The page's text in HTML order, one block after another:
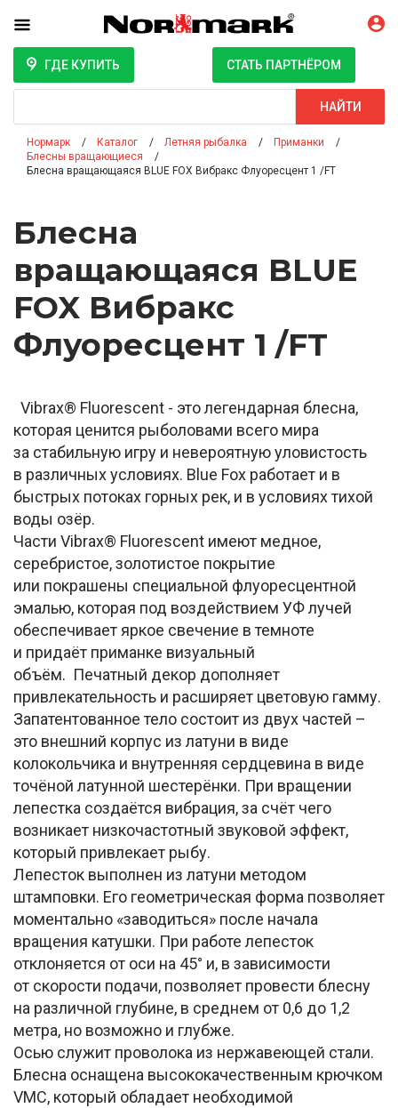
ГДЕ КУПИТЬ СТАТЬ ПАРТНЁРОМ
НАЙТИ
Нормарк Каталог Летняя рыбалка
Приманки
Блесны вращающиеся
Блесна вращающаяся BLUE FOX Вибракс Флуоресцент 1 /FT
Блесна
вращающаяся BLUE
FOX Вибракс
Флуоресцент 1 /FT
Vibrax® Fluorescent - это легендарная блесна,
которая ценится рыболовами всего мира
за стабильную игру и невероятную уловистость
в различных условиях. Blue Fox работает и в
быстрых потоках горных рек, и в условиях тихой
воды озёр.
Части Vibrax® Fluorescent имеют медное,
серебристое, золотистое покрытие
или покрашены специальной флуоресцентной
эмалью, которая под воздействием УФ лучей
обеспечивает яркое свечение в темноте
и придаёт приманке визуальный
объём. Печатный декор дополняет
привлекательность и расширяет цветовую гамму.
Запатентованное тело состоит из двух частей –
это внешний корпус из латуни в виде
колокольчика и внутренняя сердцевина в виде
точёной латунной шестерёнки. При вращении
лепестка создаётся вибрация, за счёт чего
возникает низкочастотный звуковой эффект,
который привлекает рыбу.
Лепесток выполнен из латуни методом
штамповки. Его геометрическая форма позволяет
моментально «заводиться» после начала
вращения катушки. При работе лепесток
отклоняется от оси на 45° и, в зависимости
от скорости подачи, позволяет провести блесну
на различной глубине, в среднем от 0,6 до 1,2
метра, но возможно и глубже.
Осью служит проволока из нержавеющей стали.
Блесна оснащена высококачественным крючком
VMC, который обладает необходимой